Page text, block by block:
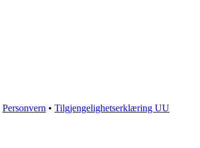
Personvern • Tilgjengelighetserklæring UU